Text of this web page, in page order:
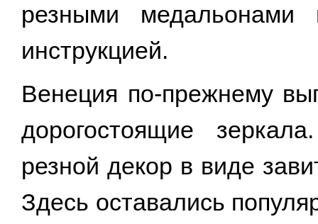
резными
инструкцией.
Венеция по-прежнему
дорогостоящие
резной декор в виде
Здесь оставались